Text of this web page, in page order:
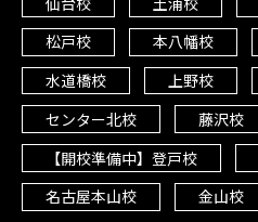
松戸校
本八幡校
水道橋校
上野校
センター北校
藤沢校
【開校準備中】登戸校
名古屋本山校
金山校